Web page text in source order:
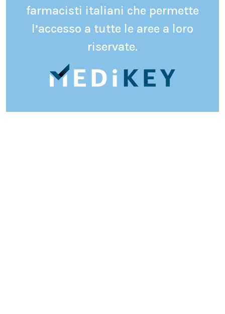
farmacisti italiani che permette
l’accesso a tutte le aree a loro
riservate.